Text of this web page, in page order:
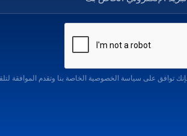
توافق على سياسة الخصوصية الخاصة بنا وتقدم الموافقة